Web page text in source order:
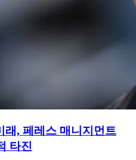
래, 페레스 매니지먼트
타진